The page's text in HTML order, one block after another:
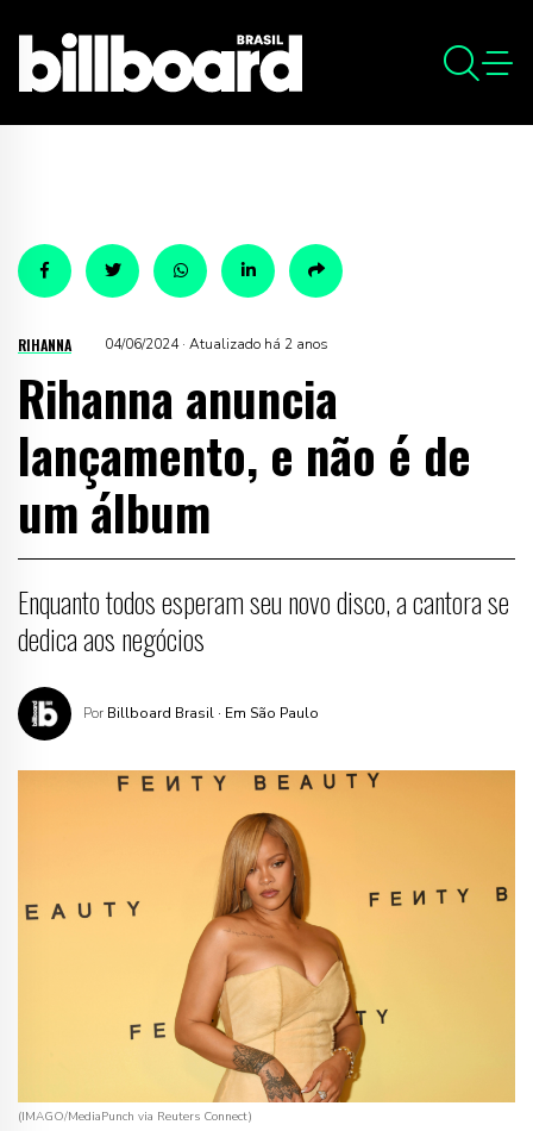
RIHANNA 04/06/2024 · Atualizado há 2 anos
Rihanna anuncia
lançamento, e não é de
um álbum
Enquanto todos esperam seu novo disco, a cantora se
dedica aos negócios
Por Billboard Brasil · Em São Paulo
(IMAGO/MediaPunch via Reuters Connect)